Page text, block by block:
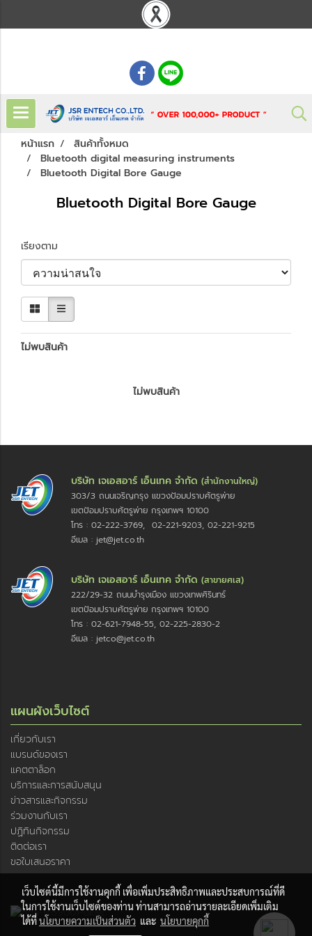
หน้าแรก
สินค้าทั้งหมด
Bluetooth digital measuring instruments
Bluetooth Digital Bore Gauge
Bluetooth Digital Bore Gauge
เรียงตาม
ไม่พบสินค้า
ไม่พบสินค้า
บริษัท เจเอสอาร์ เอ็นเทค จำกัด (สำนักงานใหญ่)
303/3 ถนนเจริญกรุง แขวงป้อมปราบศัตรูพ่าย
เขตป้อมปราบศัตรูพ่าย กรุงเทพฯ 10100
โทร : 02-222-3769, 02-221-9203, 02-221-9215
อีเมล : jet@jet.co.th
บริษัท เจเอสอาร์ เอ็นเทค จำกัด (สาขายศเส)
222/29-32 ถนนบำรุงเมือง แขวงเทพศิรินทร์
เขตป้อมปราบศัตรูพ่าย กรุงเทพฯ 10100
โทร : 02-621-7948-55, 02-225-2830-2
อีเมล : jetco@jet.co.th
แผนผังเว็บไซต์
เกี่ยวกับเรา
แบรนด์ของเรา
แคตตาล็อก
บริการและการสนับสนุน
ข่าวสารและกิจกรรม
ร่วมงานกับเรา
ปฏิทินกิจกรรม
ติดต่อเรา
ขอใบเสนอราคา
เว็บไซต์นี้มีการใช้งานคุกกี้ เพื่อเพิ่มประสิทธิภาพและประสบการณ์ที่ดี
ในการใช้งานเว็บไซต์ของท่าน ท่านสามารถอ่านรายละเอียดเพิ่มเติม
ได้ที่นโยบายความเป็นส่วนตัว และ นโยบายคุกกี้